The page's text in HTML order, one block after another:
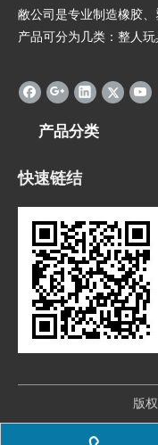
敝公司是专业制造橡胶、
产品可分为几类：整人玩
产品分类
快速链结
版